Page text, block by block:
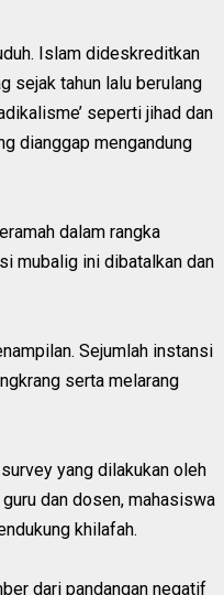
Islam dideskreditkan
sejak tahun lalu berulang
seperti jihad dan
dianggap mengandung
dalam rangka
mubalig ini dibatalkan dan
Sejumlah instansi
serta melarang
yang dilakukan oleh
dan dosen, mahasiswa
khilafah.
dari pandangan negatif